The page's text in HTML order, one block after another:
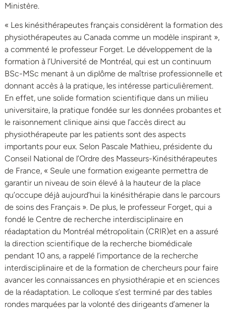
Ministère.
« Les kinésithérapeutes français considèrent la formation des
physiothérapeutes au Canada comme un modèle inspirant »,
a commenté le professeur Forget. Le développement de la
formation à l’Université de Montréal, qui est un continuum
BSc-MSc menant à un diplôme de maîtrise professionnelle et
donnant accès à la pratique, les intéresse particulièrement.
En effet, une solide formation scientifique dans un milieu
universitaire, la pratique fondée sur les données probantes et
le raisonnement clinique ainsi que l’accès direct au
physiothérapeute par les patients sont des aspects
importants pour eux. Selon Pascale Mathieu, présidente du
Conseil National de l’Ordre des Masseurs-Kinésithérapeutes
de France, « Seule une formation exigeante permettra de
garantir un niveau de soin élevé à la hauteur de la place
qu’occupe déjà aujourd’hui la kinésithérapie dans le parcours
de soins des Français ». De plus, le professeur Forget, qui a
fondé le Centre de recherche interdisciplinaire en
réadaptation du Montréal métropolitain (CRIR)et en a assuré
la direction scientifique de la recherche biomédicale
pendant 10 ans, a rappelé l’importance de la recherche
interdisciplinaire et de la formation de chercheurs pour faire
avancer les connaissances en physiothérapie et en sciences
de la réadaptation. Le colloque s’est terminé par des tables
rondes marquées par la volonté des dirigeants d’amener la